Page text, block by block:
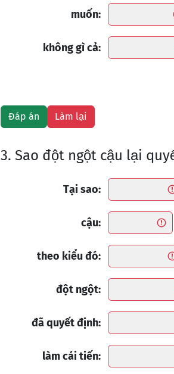
muốn:
không gì cả:
3. Sao đột ngột cậu lại
Tại sao:
cậu:
theo kiểu đó:
đột ngột:
đã quyết định:
làm cải tiến: